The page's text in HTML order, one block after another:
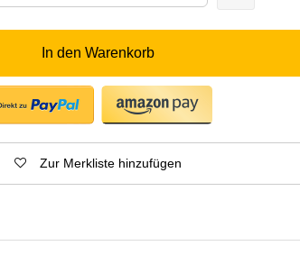
In den Warenkorb
Zur Merkliste hinzufügen